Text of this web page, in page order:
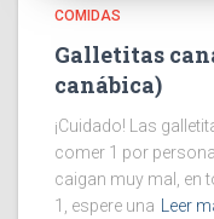
COMIDAS
Galletitas
canábica)
¡Cuidado! Las
comer 1 por
caigan muy mal, en
1, espere una
Leer